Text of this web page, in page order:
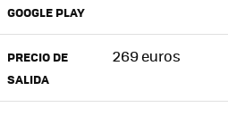
GOOGLE PLAY
PRECIO DE
SALIDA
269 euros